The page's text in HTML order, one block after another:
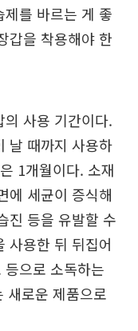
를 바르는 게 좋
갑을 착용해야 한
사용 기간이다.
날 때까지 사용하
1개월이다. 소재
에 세균이 증식해
진 등을 유발할 수
사용한 뒤 뒤집어
으로 소독하는
새로운 제품으로